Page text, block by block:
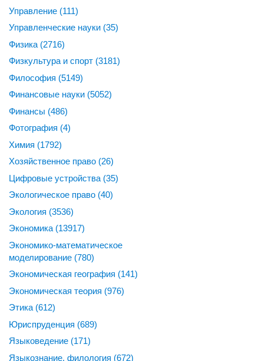
Управление (111)
Управленческие науки (35)
Физика (2716)
Физкультура и спорт (3181)
Философия (5149)
Финансовые науки (5052)
Финансы (486)
Фотография (4)
Химия (1792)
Хозяйственное право (26)
Цифровые устройства (35)
Экологическое право (40)
Экология (3536)
Экономика (13917)
Экономико-математическое
моделирование (780)
Экономическая география (141)
Экономическая теория (976)
Этика (612)
Юриспруденция (689)
Языковедение (171)
Языкознание, филология (672)